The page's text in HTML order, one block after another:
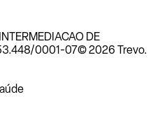
DE
0001-07© 2026 Trevo.